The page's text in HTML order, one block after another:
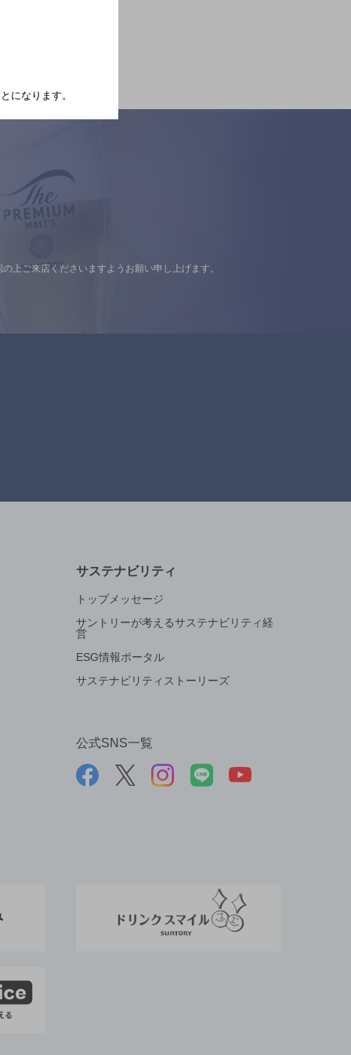
上ご来店くださいますようお願い申し上げます。
サステナビリティ
トップメッセージ
サントリーが考えるサステナビリティ経
営
ESG情報ポータル
サステナビリティストーリーズ
公式SNS一覧
になります。